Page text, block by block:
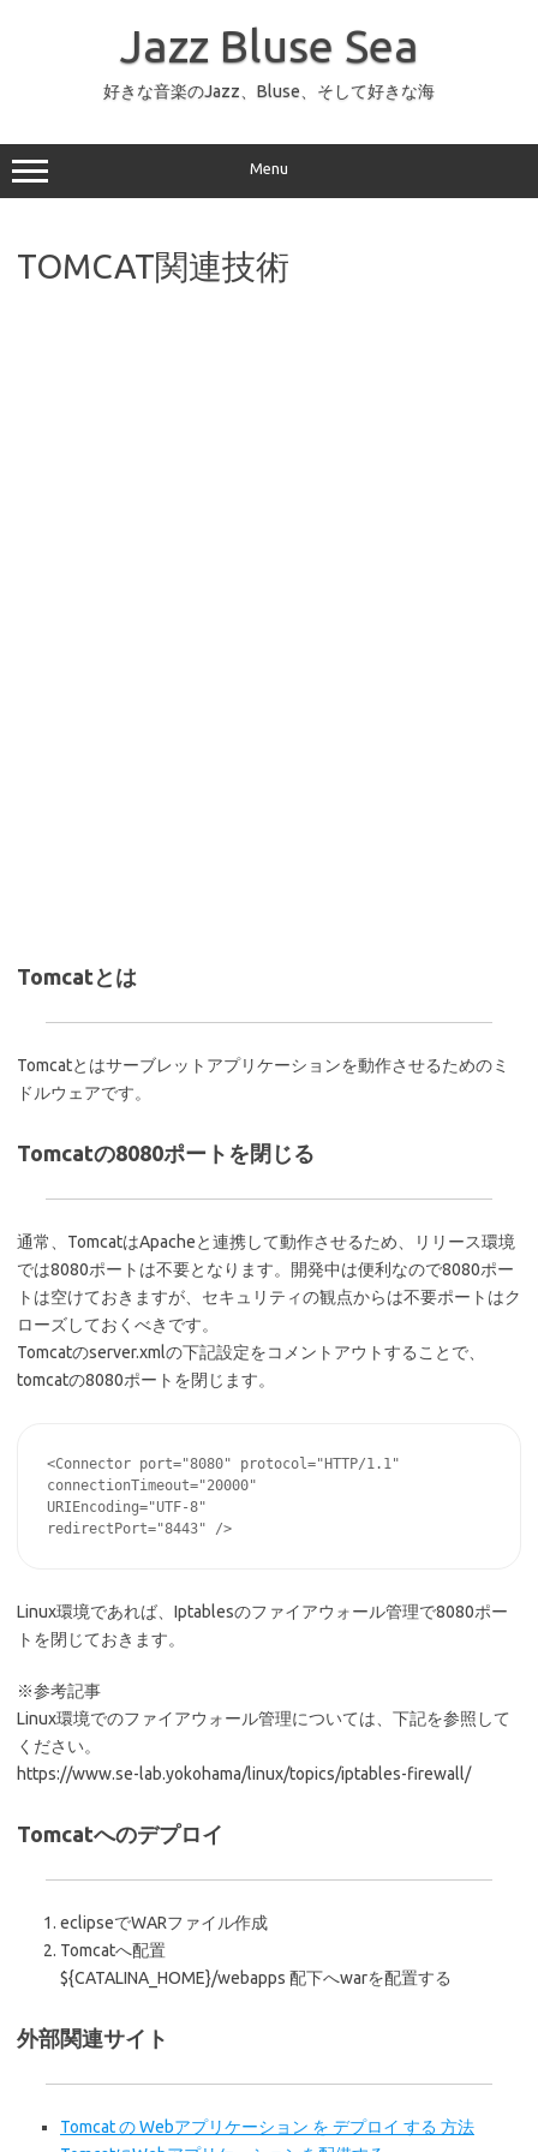
ッ
プ
Jazz Bluse Sea
好きな音楽のJazz、Bluse、そして好きな海
Menu
TOMCAT関連技術
Tomcatとは
Tomcatとはサーブレットアプリケーションを動作させるためのミ
ドルウェアです。
Tomcatの8080ポートを閉じる
通常、TomcatはApacheと連携して動作させるため、リリース環境
では8080ポートは不要となります。開発中は便利なので8080ポー
トは空けておきますが、セキュリティの観点からは不要ポートはク
ローズしておくべきです。
Tomcatのserver.xmlの下記設定をコメントアウトすることで、
tomcatの8080ポートを閉じます。
<Connector port="8080" protocol="HTTP/1.1"
connectionTimeout="20000"
URIEncoding="UTF-8"
Linux環境であれば、Iptablesのファイアウォール管理で8080ポー
トを閉じておきます。
※参考記事
Linux環境でのファイアウォール管理については、下記を参照して
ください。
https://www.se-lab.yokohama/linux/topics/iptables-firewall/
Tomcatへのデプロイ
eclipseでWARファイル作成
Tomcatへ配置
${CATALINA_HOME}/webapps 配下へwarを配置する
外部関連サイト
Tomcat の Webアプリケーション を デプロイ する 方法